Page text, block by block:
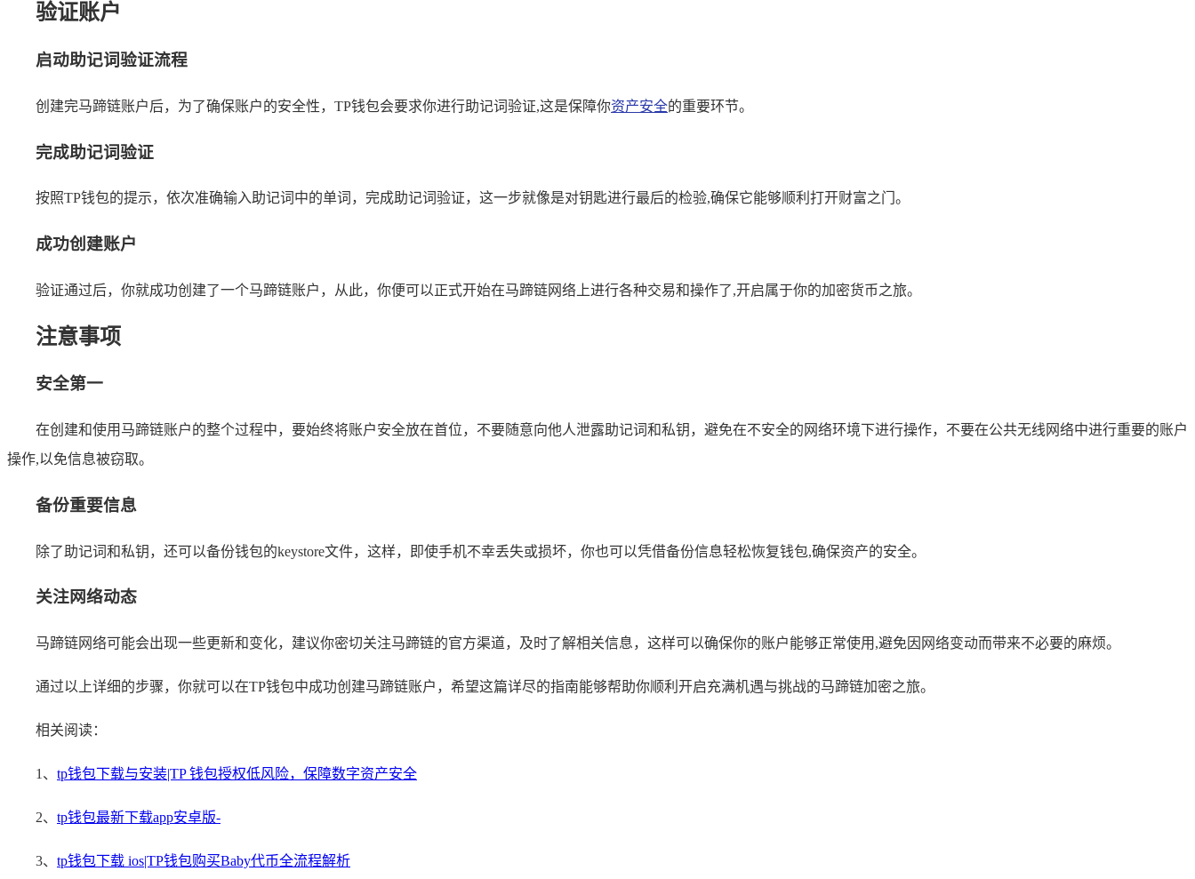
验证账户
启动助记词验证流程
创建完马蹄链账户后，为了确保账户的安全性，TP钱包会要求你进行助记词验证,这是保障你资产安全的重要环节。
完成助记词验证
按照TP钱包的提示，依次准确输入助记词中的单词，完成助记词验证，这一步就像是对钥匙进行最后的检验,确保它能够顺利打开财富之门。
成功创建账户
验证通过后，你就成功创建了一个马蹄链账户，从此，你便可以正式开始在马蹄链网络上进行各种交易和操作了,开启属于你的加密货币之旅。
注意事项
安全第一
在创建和使用马蹄链账户的整个过程中，要始终将账户安全放在首位，不要随意向他人泄露助记词和私钥，避免在不安全的网络环境下进行操作，不要在公共无线网络中进行重要的账户
操作,以免信息被窃取。
备份重要信息
除了助记词和私钥，还可以备份钱包的keystore文件，这样，即使手机不幸丢失或损坏，你也可以凭借备份信息轻松恢复钱包,确保资产的安全。
关注网络动态
马蹄链网络可能会出现一些更新和变化，建议你密切关注马蹄链的官方渠道，及时了解相关信息，这样可以确保你的账户能够正常使用,避免因网络变动而带来不必要的麻烦。
通过以上详细的步骤，你就可以在TP钱包中成功创建马蹄链账户，希望这篇详尽的指南能够帮助你顺利开启充满机遇与挑战的马蹄链加密之旅。
相关阅读：
1、 tp钱包下载与安装|TP 钱包授权低风险，保障数字资产安全
2、 tp钱包最新下载app安卓版-
3、 tp钱包下载 ios|TP钱包购买Baby代币全流程解析